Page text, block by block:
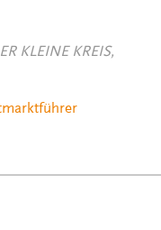
KLEINE KREIS,